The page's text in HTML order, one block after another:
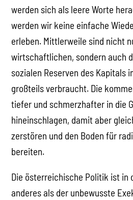
werden sich als leere Worte
werden wir keine einfache
erleben. Mittlerweile sind nicht
wirtschaftlichen, sondern auch
sozialen Reserven des Kapitals
großteils verbraucht. Die
tiefer und schmerzhafter in die
hineinschlagen, damit aber
zerstören und den Boden für
bereiten.
Die österreichische Politik ist in
anderes als der unbewusste